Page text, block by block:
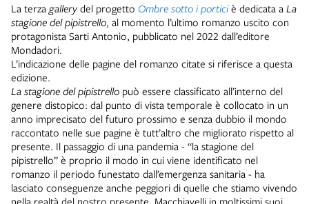
La terza gallerydel progetto Ombre sotto i porticiè dedicata a La
stagione del pipistrello, al momento l’ultimo romanzo uscito con
protagonista Sarti Antonio, pubblicato nel 2022 dall’editore
Mondadori.
L’indicazione delle pagine del romanzo citate si riferisce a questa
edizione.
La stagione del pipistrello può essere classificato all’interno del
genere distopico: dal punto di vista temporale è collocato in un
anno imprecisato del futuro prossimo e senza dubbio il mondo
raccontato nelle sue pagine è tutt’altro che migliorato rispetto al
presente. Il passaggio di una pandemia - “la stagione del
pipistrello” è proprio il modo in cui viene identificato nel
romanzo il periodo funestato dall’emergenza sanitaria - ha
lasciato conseguenze anche peggiori di quelle che stiamo vivendo
nella realtà del nostro presente. Macchiavelli in moltissimi suoi